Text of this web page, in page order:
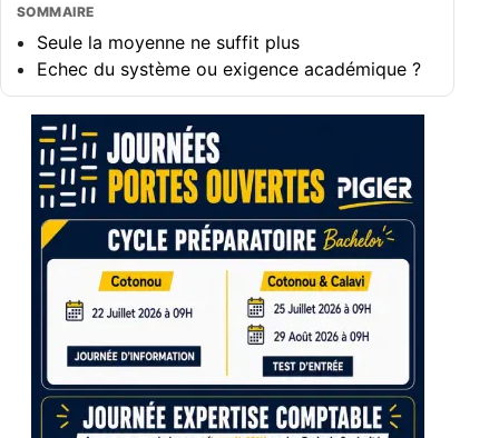
SOMMAIRE
Seule la moyenne ne suffit plus
Echec du système ou exigence académique ?